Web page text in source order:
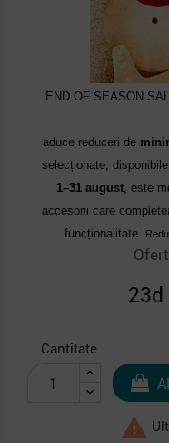
END OF SEASON
aduce reduceri de
selecționate,
1–31 august, este
accesorii care
funcționalitate.
Cantitate
